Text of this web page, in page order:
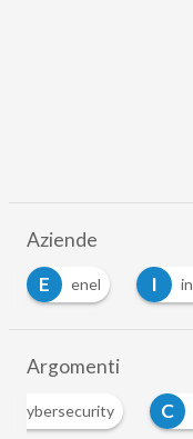
Aziende
I
intesa sanpaolo
Argomenti
cybersecurity C